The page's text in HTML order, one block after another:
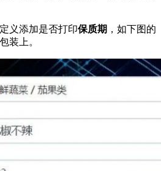
义添加是否打印保质期 ，如下图的
装上。